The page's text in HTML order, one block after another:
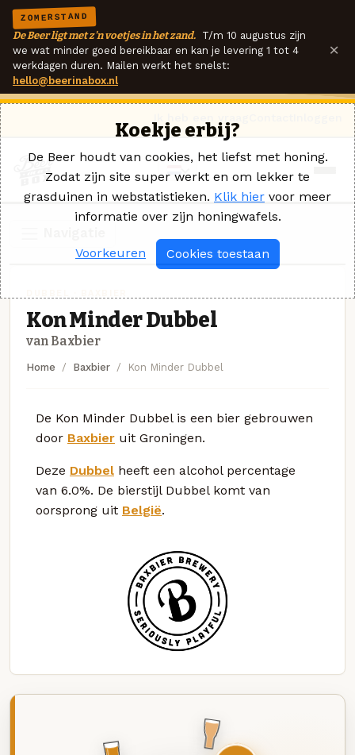
ZOMERSTAND
De Beer ligt met z'n voetjes in het zand. T/m 10 augustus zijn
we wat minder goed bereikbaar en kan je levering 1 tot 4
werkdagen duren. Mailen werkt het snelst:
hello@beerinabox.nl
×
Kon Minder Dubbel
van Baxbier
Home Baxbier Kon Minder Dubbel
De Kon Minder Dubbel is een bier gebrouwen
door Baxbier uit Groningen.
Deze Dubbel heeft een alcohol percentage
van 6.0%. De bierstijl Dubbel komt van
oorsprong uit België.
Koekje erbij?
De Beer houdt van cookies, het liefst met honing.
Zodat zijn site super werkt en om lekker te
grasduinen in webstatistieken. Klik hier voor meer
informatie over zijn honingwafels.
Voorkeuren Cookies toestaan